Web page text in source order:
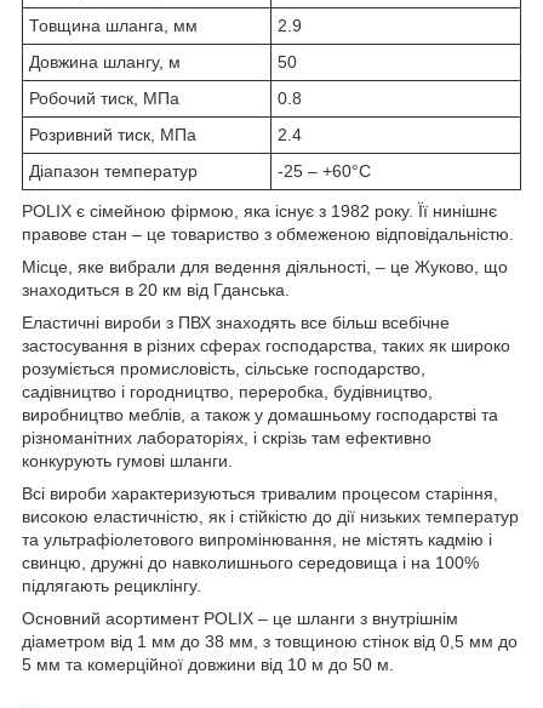
Товщина шланга, мм
2.9
Довжина шлангу, м
50
Робочий тиск, МПа
0.8
Розривний тиск, МПа
2.4
Діапазон температур
-25 – +60°C
POLIX є сімейною фірмою, яка існує з 1982 року. Її нинішнє
правове стан – це товариство з обмеженою відповідальністю.
Місце, яке вибрали для ведення діяльності, – це Жуково, що
знаходиться в 20 км від Гданська.
Еластичні вироби з ПВХ знаходять все більш всебічне
застосування в різних сферах господарства, таких як широко
розуміється промисловість, сільське господарство,
садівництво і городництво, переробка, будівництво,
виробництво меблів, а також у домашньому господарстві та
різноманітних лабораторіях, і скрізь там ефективно
конкурують гумові шланги.
Всі вироби характеризуються тривалим процесом старіння,
високою еластичністю, як і стійкістю до дії низьких температур
та ультрафіолетового випромінювання, не містять кадмію і
свинцю, дружні до навколишнього середовища і на 100%
підлягають рециклінгу.
Основний асортимент POLIX – це шланги з внутрішнім
діаметром від 1 мм до 38 мм, з товщиною стінок від 0,5 мм до
5 мм та комерційної довжини від 10 м до 50 м.